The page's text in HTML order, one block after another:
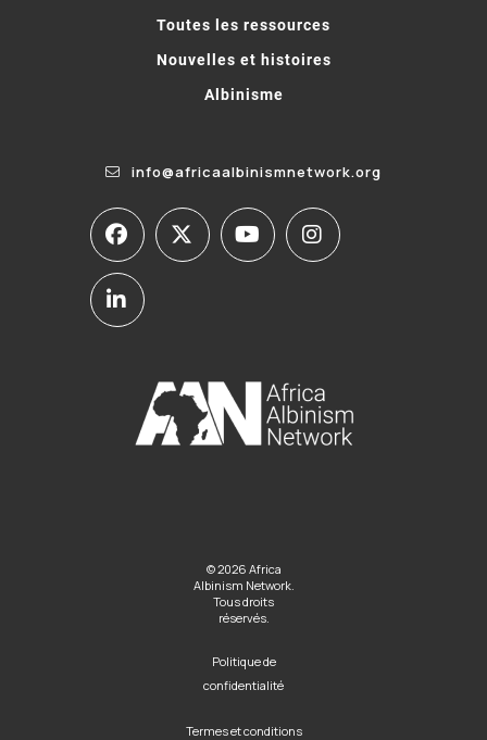
Toutes les ressources
Nouvelles et histoires
Albinisme
info@africaalbinismnetwork.org
© 2026 Africa
Albinism Network.
Tous droits
réservés.
Politique de
confidentialité
Termes et conditions